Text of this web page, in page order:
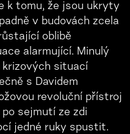
k tomu, že jsou ukryty
v budovách zcela
oblibě
alarmující. Minulý
krizových situací
s Davidem
revoluční přístroj
sejmutí ze zdi
jedné ruky spustit.